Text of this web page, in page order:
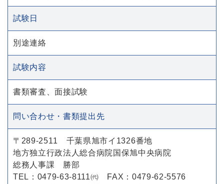
試験日
別途連絡
試験内容
書類審査、面接試験
問い合わせ・書類提出先
〒289-2511 千葉県旭市イ1326番地
地方独立行政法人総合病院国保旭中央病院
総務人事課 勝部
TEL：0479-63-8111㈹ FAX：0479-62-5576